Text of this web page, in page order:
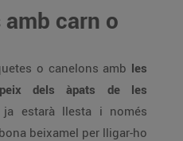
carn o
o canelons amb les
dels àpats de les
estarà llesta i només
beixamel per lligar-ho